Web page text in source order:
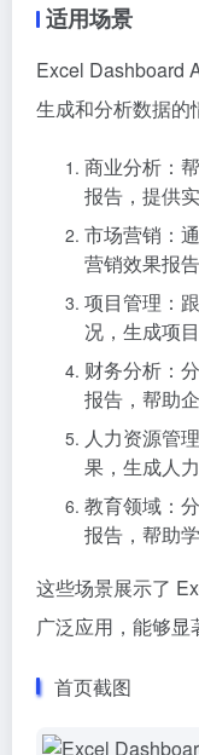
适用场景
Excel Dashboard
生成和分析数据的
商业分析：
报告，提供
市场营销：
营销效果报
项目管理：
况，生成项
财务分析：
报告，帮助
人力资源管
果，生成人
教育领域：
报告，帮助
这些场景展示了
广泛应用，能够显
首页截图